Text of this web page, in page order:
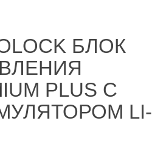
БЛОК
PLUS С
LI-